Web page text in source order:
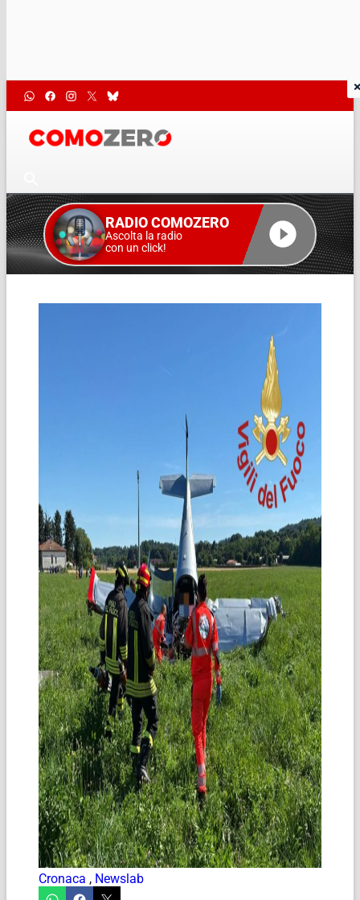
RADIO COMOZERO
Ascolta la radio
con un click!
Cronaca , Newslab